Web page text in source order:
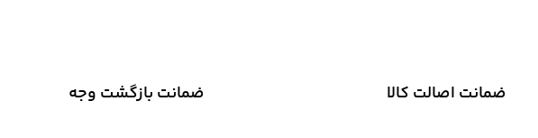
ضمانت اصالت کالا ضمانت بازگشت وجه